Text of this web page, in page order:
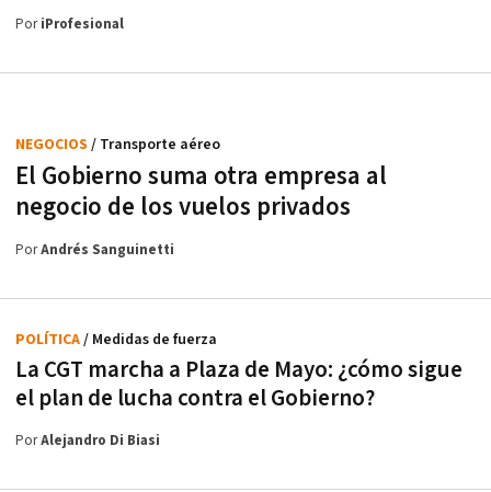
PoriProfesional
El Gobierno suma otra empresa al
negocio de los vuelos privados
NEGOCIOS / Transporte aéreo
PorAndrés Sanguinetti
La CGT marcha a Plaza de Mayo: ¿cómo sigue
el plan de lucha contra el Gobierno?
POLÍTICA/ Medidas de fuerza
PorAlejandro Di Biasi